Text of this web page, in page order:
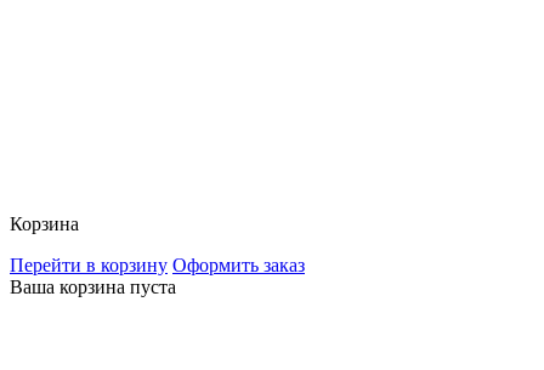
Корзина
Перейти в корзину Оформить заказ
Ваша корзина пуста